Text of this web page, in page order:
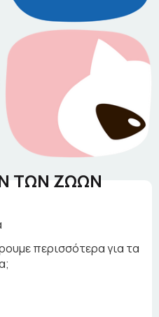
ΤΩΝ ΖΩΩΝ
περισσότερα για τα